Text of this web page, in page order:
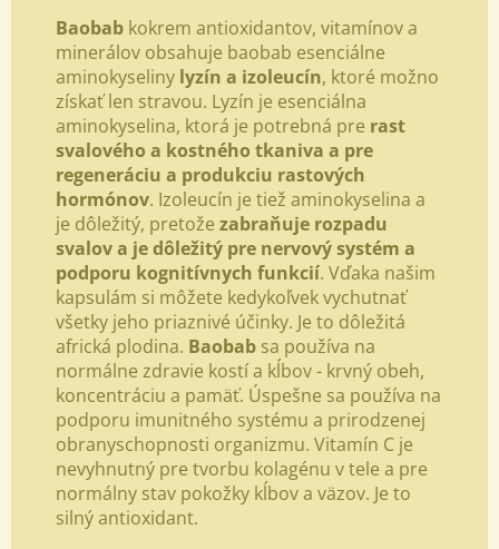
Baobab kokrem antioxidantov, vitamínov a
minerálov obsahuje baobab esenciálne
aminokyseliny lyzín a izoleucín, ktoré možno
získať len stravou. Lyzín je esenciálna
aminokyselina, ktorá je potrebná pre rast
svalového a kostného tkaniva a pre
regeneráciu a produkciu rastových
hormónov. Izoleucín je tiež aminokyselina a
je dôležitý, pretože zabraňuje rozpadu
svalov a je dôležitý pre nervový systém a
podporu kognitívnych funkcií. Vďaka našim
kapsulám si môžete kedykoľvek vychutnať
všetky jeho priaznivé účinky. Je to dôležitá
africká plodina. Baobab sa používa na
normálne zdravie kostí a kĺbov - krvný obeh,
koncentráciu a pamäť. Úspešne sa používa na
podporu imunitného systému a prirodzenej
obranyschopnosti organizmu. Vitamín C je
nevyhnutný pre tvorbu kolagénu v tele a pre
normálny stav pokožky kĺbov a väzov. Je to
silný antioxidant.